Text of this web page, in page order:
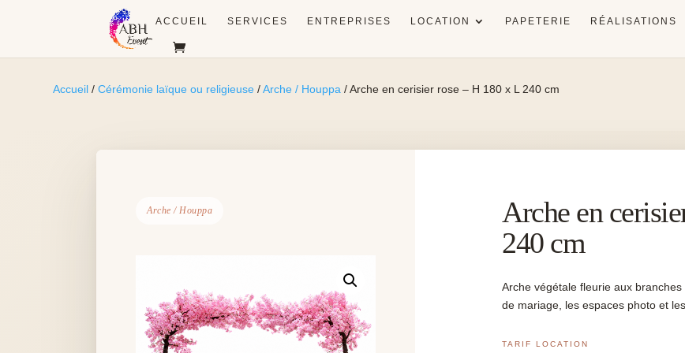
ACCUEIL SERVICES ENTREPRISES LOCATION PAPETERIE RÉALISATIONS
Accueil /Cérémonie laïque ou religieuse /Arche / Houppa / Arche en cerisier rose – H 180 x L 240 cm
Arche / Houppa
Arche en
240 cm
Arche végétale fleurie aux
de mariage, les espaces photo et